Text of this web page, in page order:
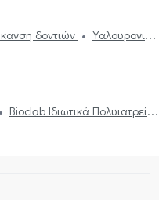
Βικτώριας
Οδοντίατροι
Όψεις ρητίνης
Όψεις
δοντιών
Υαλουρονικό
Bioclab Ιδιωτικά Πολυιατρεία